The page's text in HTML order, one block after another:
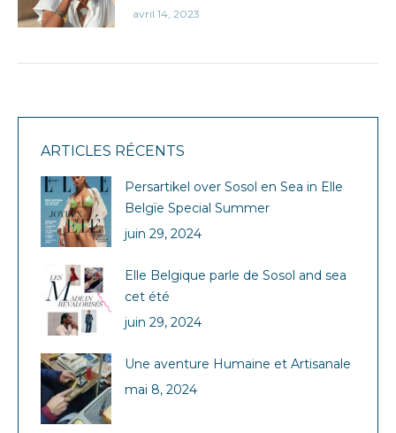
avril 14, 2023
ARTICLES RÉCENTS
Persartikel over Sosol en Sea in Elle
Belgïe Special Summer
juin 29, 2024
Elle Belgique parle de Sosol and sea
cet été
juin 29, 2024
Une aventure Humaine et Artisanale
mai 8, 2024